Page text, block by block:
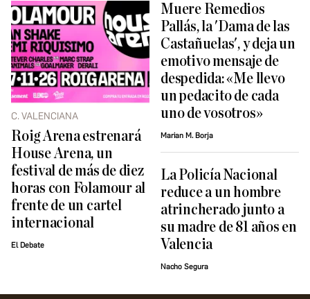
C. VALENCIANA
Roig Arena estrenará
House Arena, un
festival de más de diez
horas con Folamour al
frente de un cartel
internacional
El Debate
Muere Remedios
Pallás, la 'Dama de las
Castañuelas', y deja un
emotivo mensaje de
despedida: «Me llevo
un pedacito de cada
uno de vosotros»
Marian M. Borja
La Policía Nacional
reduce a un hombre
atrincherado junto a
su madre de 81 años en
Valencia
Nacho Segura